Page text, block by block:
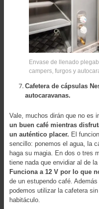
Envase de llenado
campers, furgos y
Cafetera de cápsulas
autocaravanas.
Vale, muchos dirán que no es
un buen café mientras
un auténtico placer. El
sencillo: ponemos el agua, la
haga su magia. En dos o tres
tiene nada que envidiar al de
Funciona a 12 V por lo que
de un estupendo café.
podemos utilizar la cafetera
habitáculo.